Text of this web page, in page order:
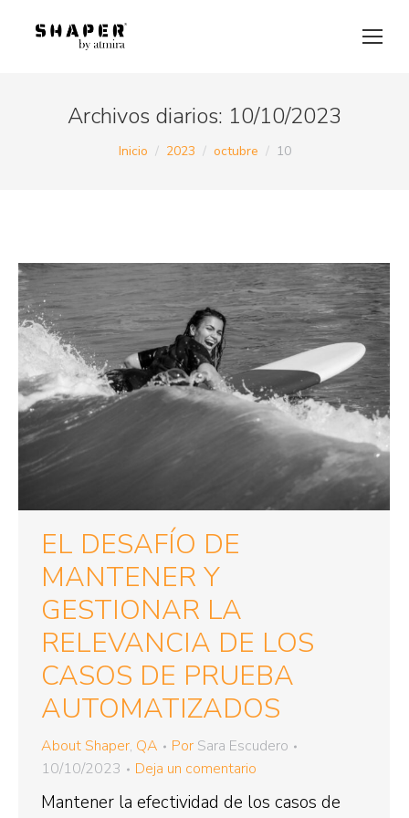
Archivos diarios: 10/10/2023
Estás aquí:
Inicio 2023 octubre 10
EL DESAFÍO DE
MANTENER Y
GESTIONAR LA
RELEVANCIA DE LOS
CASOS DE PRUEBA
AUTOMATIZADOS
About Shaper, QA Por Sara Escudero
10/10/2023
Deja un comentario
Mantener la efectividad de los casos de